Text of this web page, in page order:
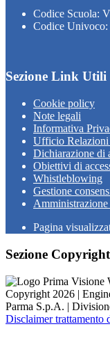
Codice Scuola:
Codice
Sezione Link Utili
Cookie policy
Note legali
Informativa
Ufficio
Dichiarazione di
Obiettivi di
Whistleblowing
Gestione
Amministrazione
Pagina
Sezione Copyright
Copyright 2026 |
Parma S.p.A. |
Disclaimer trattamento